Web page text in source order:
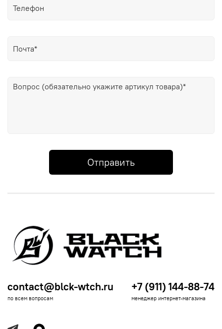
Отправить
contact@blck-wtch.ru
по всем вопросам
+7 (911) 144-88-74
менеджер интернет-магазина